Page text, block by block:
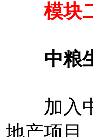
模块二
中粮生
加入中
地产项目